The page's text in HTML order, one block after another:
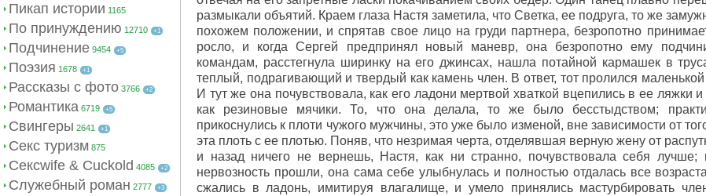
Пикап истории 1165
По принуждению 12710 +1
Подчинение 9454 +5
Поэзия 1678 +1
Рассказы с фото 3766 +2
Романтика 6719 +5
Свингеры 2641 +1
Секс туризм 875
Сексwife & Cuckold 4085 +2
Служебный роман 2777 +3
размыкали объятий. Краем глаза Настя заметила, что Светка, ее подруга, то же
похожем положении, и спрятав свое лицо на груди партнера, безропотно
росло, и когда Сергей предпринял новый маневр, она безропотно ему
командам, расстегнула ширинку на его джинсах, нашла потайной кармашек в
теплый, подрагивающий и твердый как камень член. В ответ, тот пролился маленькой
И тут же она почувствовала, как его ладони мертвой хваткой вцепились в ее ляжки
как резиновые мячики. То, что она делала, то же было бесстыдством;
прикоснулись к плоти чужого мужчины, это уже было изменой, вне зависимости от
эта плоть с ее плотью. Поняв, что незримая черта, отделявшая верную жену от
и назад ничего не вернешь, Настя, как ни странно, почувствовала себя лучше;
нервозность прошли, она сама себе улыбнулась и полностью отдалась все
сжались в ладонь, имитируя влагалище, и умело принялись мастурбировать